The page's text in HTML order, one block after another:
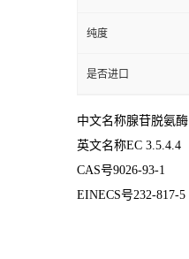
纯度
是否进口
中文名称腺苷脱氨酶
英文名称EC 3.5.4.4
CAS号9026-93-1
EINECS号232-817-5